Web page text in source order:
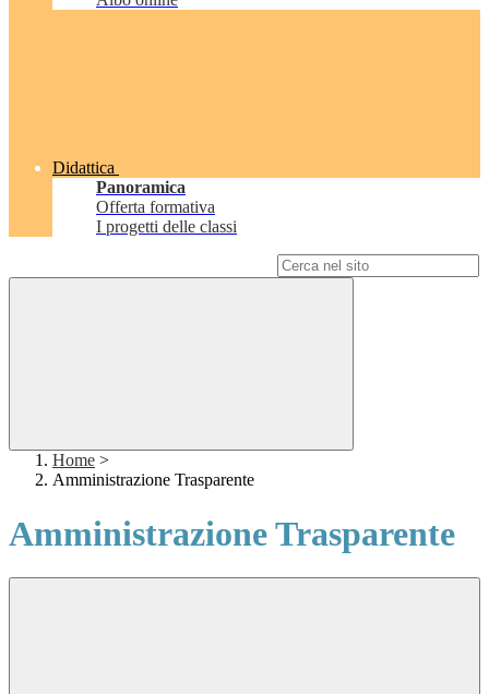
Didattica
Panoramica
Offerta formativa
I progetti delle classi
Home >
Amministrazione Trasparente
Amministrazione Trasparente